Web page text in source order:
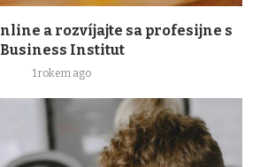
a rozvíjajte sa profesijne s
Business Institut
1 rokem ago